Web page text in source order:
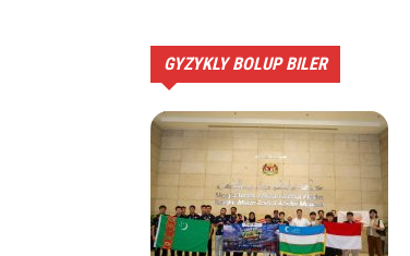
GYZYKLY BOLUP BILER